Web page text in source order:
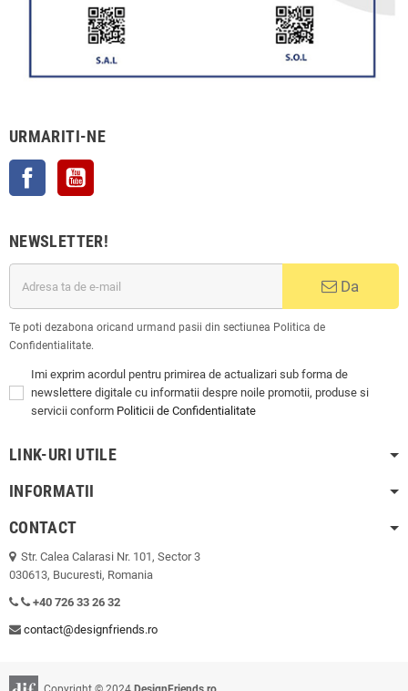
URMARITI-NE
Facebook
NEWSLETTER!
Da
Te poti dezabona oricand urmand pasii din sectiunea Politica de
Confidentialitate.
Imi exprim acordul pentru primirea de actualizari sub forma de
newslettere digitale cu informatii despre noile promotii, produse si
servicii conform Politicii de Confidentialitate
LINK-URI UTILE
INFORMATII
CONTACT
Str. Calea Calarasi Nr. 101, Sector 3
030613, Bucuresti, Romania
+40 726 33 26 32
contact@designfriends.ro